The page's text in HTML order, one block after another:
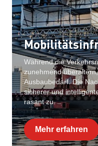
Während die
zunehmend
Ausbaubedarf. Die
sicherer und
rasant zu.
Mehr erfahren